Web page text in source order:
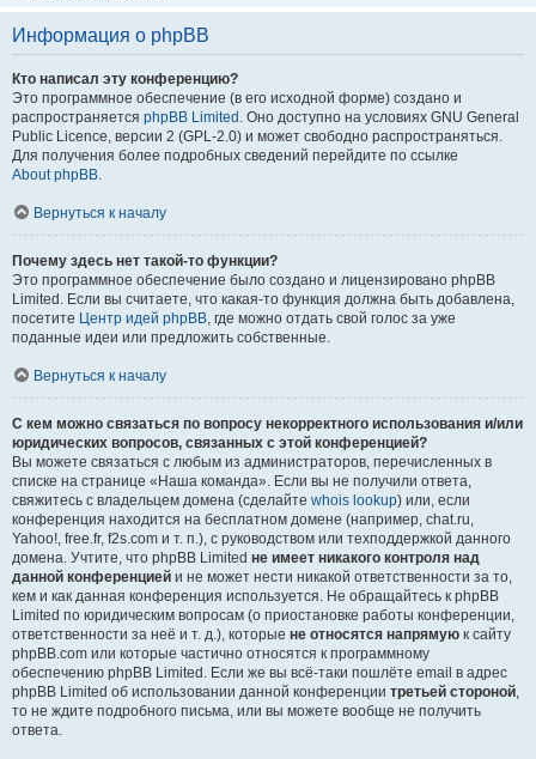
Информация о phpBB
Кто написал эту конференцию?
Это программное обеспечение (в его исходной форме) создано и
распространяется phpBB Limited . Оно доступно на условиях GNU General
Public Licence, версии 2 (GPL-2.0) и может свободно распространяться.
Для получения более подробных сведений перейдите по ссылке
About phpBB.
Вернуться к началу
Почему здесь нет такой-то функции?
Это программное обеспечение было создано и лицензировано phpBB
Limited. Если вы считаете, что какая-то функция должна быть добавлена,
посетите Центр идей phpBB, где можно отдать свой голос за уже
поданные идеи или предложить собственные.
Вернуться к началу
С кем можно связаться по вопросу некорректного использования и/или
юридических вопросов, связанных с этой конференцией?
Вы можете связаться с любым из администраторов, перечисленных в
списке на странице «Наша команда». Если вы не получили ответа,
свяжитесь с владельцем домена (сделайте whois lookup) или, если
конференция находится на бесплатном домене (например, chat.ru,
Yahoo!, free.fr, f2s.com и т. п.), с руководством или техподдержкой данного
домена. Учтите, что phpBB Limited не имеет никакого контроля над
данной конференцией и не может нести никакой ответственности за то,
кем и как данная конференция используется. Не обращайтесь к phpBB
Limited по юридическим вопросам (о приостановке работы конференции,
ответственности за неё и т. д.), которые не относятся напрямую к сайту
phpBB.com или которые частично относятся к программному
обеспечению phpBB Limited. Если же вы всё-таки пошлёте email в адрес
phpBB Limited об использовании данной конференции третьей стороной,
то не ждите подробного письма, или вы можете вообще не получить
ответа.